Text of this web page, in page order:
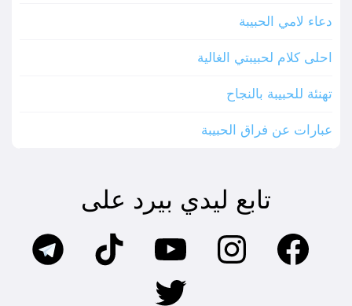
دعاء لامي الحبيبة
احلى كلام لحبيبتي الغالية
تهنئة للحبيبة بالنجاح
عبارات عن فراق الحبيبة
تابع ليدي بيرد على